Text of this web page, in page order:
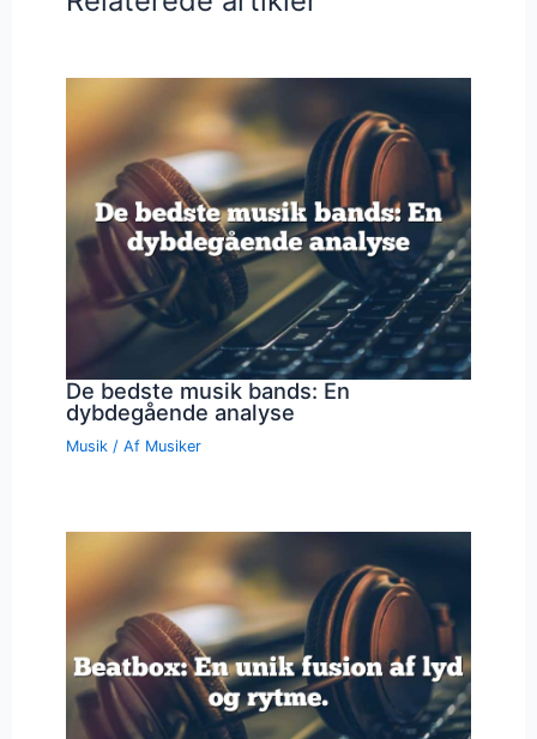
De bedste musik bands: En
dybdegående analyse
Musik / Af Musiker